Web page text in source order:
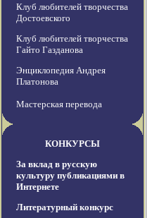
Клуб любителей творчества
Достоевского
Клуб любителей творчества
Гайто Газданова
Энциклопедия Андрея
Платонова
Мастерская перевода
КОНКУРСЫ
За вклад в русскую
культуру публикациями в
Интернете
Литературный конкурс